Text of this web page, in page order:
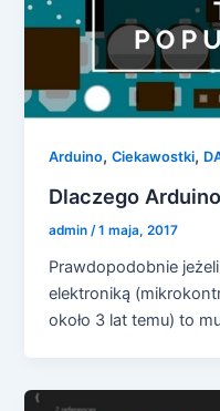
Arduino,Ciekawostki,
Dlaczego
admin/1 maja, 2017
Prawdopodobnie
elektroniką
około 3 lat temu) to